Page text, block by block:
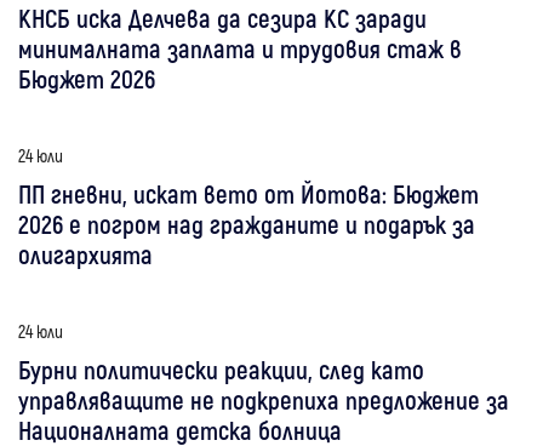
КНСБ иска Делчева да сезира КС заради
минималната заплата и трудовия стаж в
Бюджет 2026
24 юли
ПП гневни, искат вето от Йотова: Бюджет
2026 е погром над гражданите и подарък за
олигархията
24 юли
Бурни политически реакции, след като
управляващите не подкрепиха предложение за
Националната детска болница